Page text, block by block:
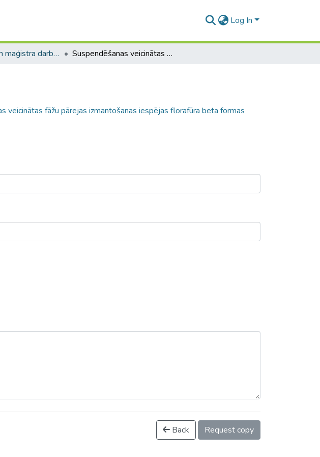
Log In
Bakalaura un maģistra darbi (MDZF) / Bachelor's and Master's theses Suspendēšanas veicinātas fāžu pārejas izmantošanas iespējas florafūra beta formas piemaisījumu kvantificēšanai alfa formā
veicinātas fāžu pārejas izmantošanas iespējas florafūra beta formas
Back Request copy